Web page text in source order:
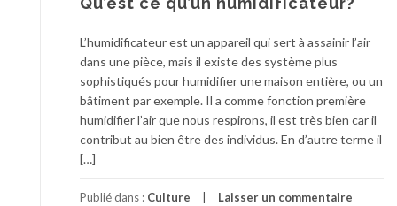
L’humidificateur est un appareil qui sert à assainir l’air
dans une pièce, mais il existe des système plus
sophistiqués pour humidifier une maison entière, ou un
bâtiment par exemple. Il a comme fonction première
humidifier l’air que nous respirons, il est très bien car il
contribut au bien être des individus. En d’autre terme il
[…]
Publié dans : Culture Laisser un commentaire